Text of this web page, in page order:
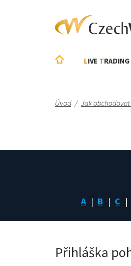
LIVE TRADING
Úvod / Jak
A B C
Přihláška